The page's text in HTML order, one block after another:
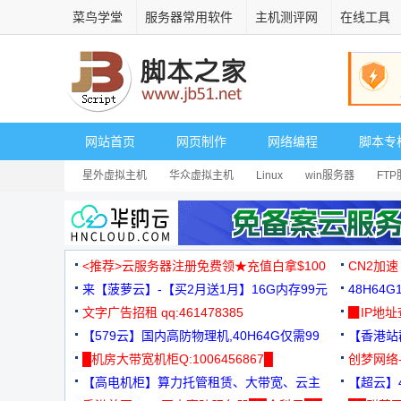
菜鸟学堂 服务器常用软件 主机测评网 在线工具
网站首页 网页制作 网络编程 脚本专
星外虚拟主机 华众虚拟主机 Linux win服务器 FTP
<推荐>云服务器注册免费领★充值白拿$100
CN2加
来【菠萝云】-【买2月送1月】16G内存99元
3000+
文字广告招租 qq:461478385
▉IP地
【579云】国内高防物理机,40H64G仅需99
元
【香港
█机房大带宽机柜Q:1006456867█
创梦网
88元/月
【高电机柜】算力托管租赁、大带宽、云主
【超云